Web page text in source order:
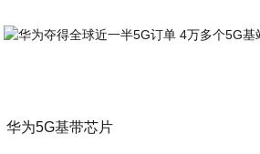
华为5G基带芯片